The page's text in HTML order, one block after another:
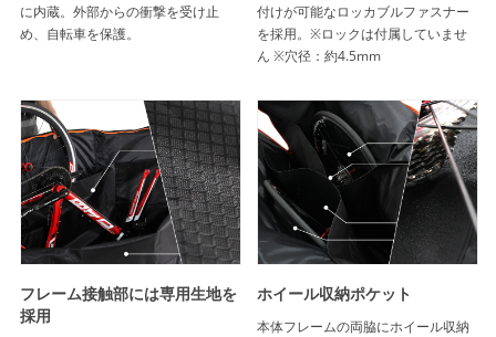
に内蔵。外部からの衝撃を受け止
め、自転車を保護。
付けが可能なロッカブルファスナー
を採用。※ロックは付属していませ
ん ※穴径：約4.5mm
フレーム接触部には専用生地を
採用
ホイール収納ポケット
本体フレームの両脇にホイール収納